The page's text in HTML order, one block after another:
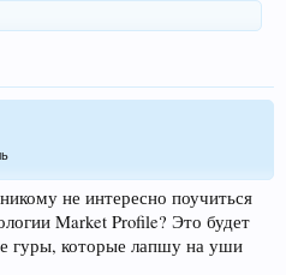
не интересно поучиться
Market Profile? Это будет
гуры, которые лапшу на уши